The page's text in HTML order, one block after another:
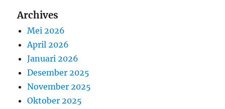
Archives
Mei 2026
April 2026
Januari 2026
Desember 2025
November 2025
Oktober 2025